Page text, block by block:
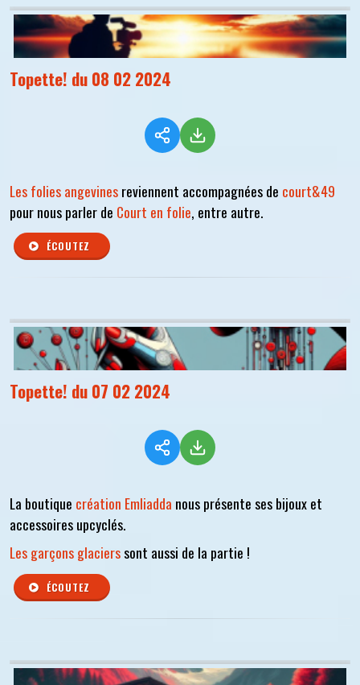
Topette! du 08 02 2024
Les folies angevinesreviennent accompagnées de court&49
pour nous parler de Court en folie, entre autre.
ÉCOUTEZ
Topette! du 07 02 2024
La boutique création Emliadda nous présente ses bijoux et
accessoires upcyclés.
Les garçons glacierssont aussi de la partie !
ÉCOUTEZ